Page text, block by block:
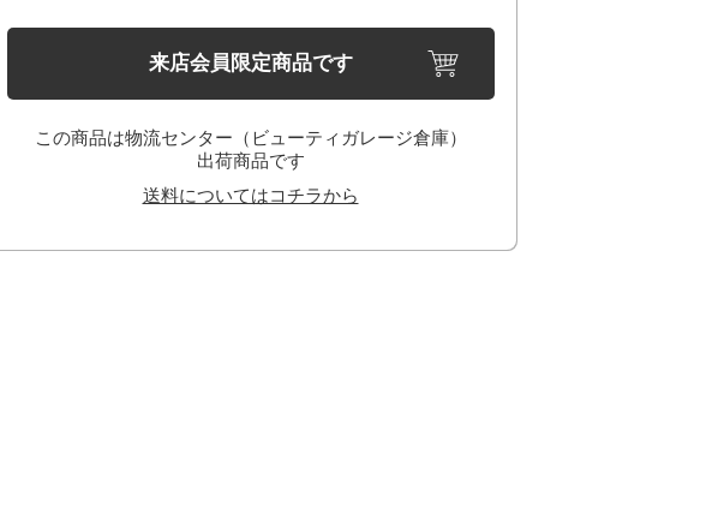
来店会員限定商品です
この商品は物流センター（ビューティガレージ倉庫）
出荷商品です
送料についてはコチラから